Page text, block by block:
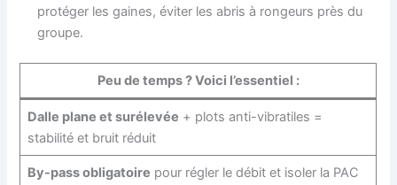
protéger les gaines, éviter les abris à rongeurs près du
groupe.
Peu de temps ? Voici l’essentiel :
Dalle plane et surélevée + plots anti-vibratiles =
stabilité et bruit réduit
By-pass obligatoire pour régler le débit et isoler la PAC